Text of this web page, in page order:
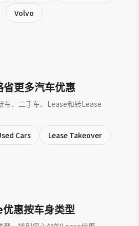
Volvo
省更多汽车优惠
车、二手车、Lease和转Lease
Cars Lease Takeover
惠按车身类型